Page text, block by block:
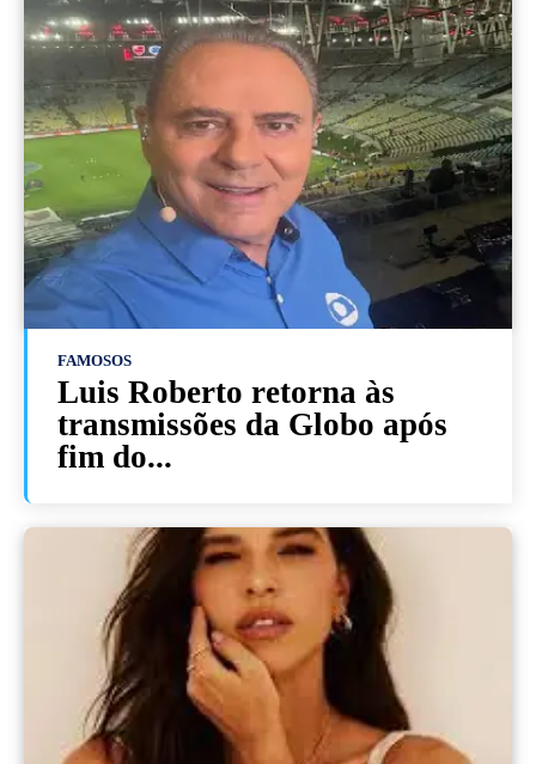
FAMOSOS
Luis Roberto retorna às
transmissões da Globo após
fim do...